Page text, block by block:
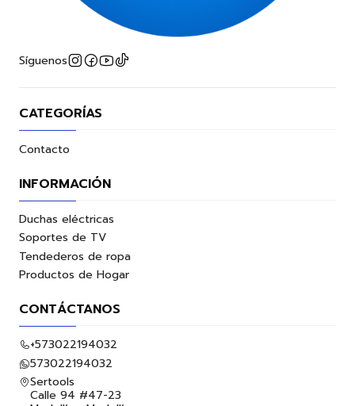
Síguenos
CATEGORÍAS
Contacto
INFORMACIÓN
Duchas eléctricas
Soportes de TV
Tendederos de ropa
Productos de Hogar
CONTÁCTANOS
+573022194032
573022194032
Sertools
Calle 94 #47-23